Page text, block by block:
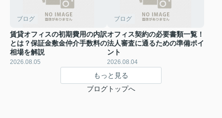
ブログ
賃貸オフィスの初期費用の内訳
とは？保証金敷金仲介手数料の
相場を解説
2026.08.05
ブログ
オフィス契約の必要書類一覧！
法人審査に通るための準備ポイ
ント
2026.08.04
もっと見る
ブログトップへ